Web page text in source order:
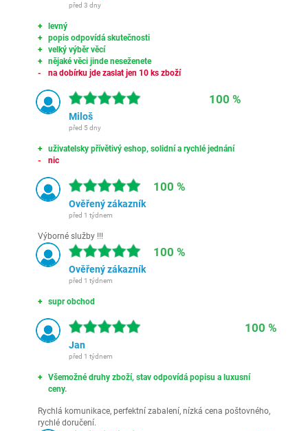
před 3 dny
levný
popis odpovídá skutečnosti
velký výběr věcí
nějaké věci jinde neseženete
na dobírku jde zaslat jen 10 ks zboží
100 %
Miloš
před 5 dny
uživatelsky přívětivý eshop, solidní a rychlé jednání
nic
100 %
Ověřený zákazník
před 1 týdnem
Výborné služby !!!
100 %
Ověřený zákazník
před 1 týdnem
supr obchod
100 %
Jan
před 1 týdnem
Všemožné druhy zboží, stav odpovídá popisu a luxusní
ceny.
Rychlá komunikace, perfektní zabalení, nízká cena poštovného,
rychlé doručení.